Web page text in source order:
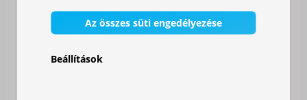
Az összes süti engedélyezése
Beállítások